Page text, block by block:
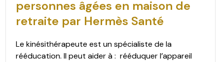
personnes âgées en maison de
retraite par Hermès Santé
Le kinésithérapeute est un spécialiste de la
rééducation. Il peut aider à : rééduquer l’appareil